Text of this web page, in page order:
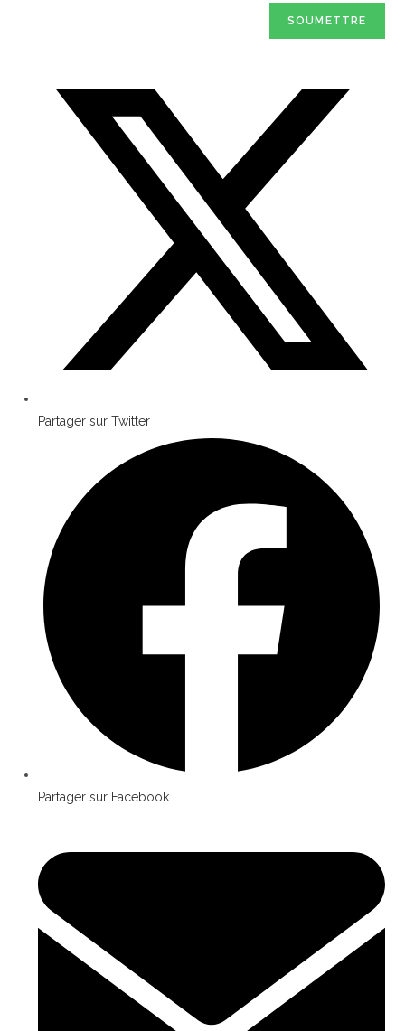
Partager sur Twitter
Partager sur Facebook